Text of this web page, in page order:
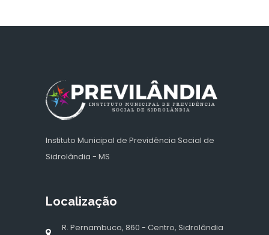
Instituto Municipal de Previdência Social de
Sidrolândia - MS
Localização
R. Pernambuco, 860 - Centro, Sidrolândia